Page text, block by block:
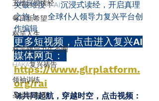
五维沉浸读经
每日新希望
标竿人生
标竿领导力生态圈
HAKA复兴祷告
领袖训练
圣经财务观
突破维度！AI沉浸式读经，开启真理
之旅！    全球仆人领导力复兴平台创
作编辑
更多短视频，点击进入复兴AI
媒体网页：
https://www.glrplatform.
org/rai
🚀共同起航，穿越时空，点击视频：